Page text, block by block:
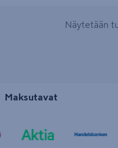
Näytetään
Maksutavat